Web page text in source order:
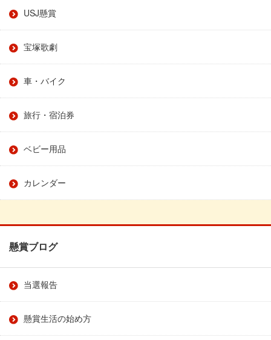
USJ懸賞
宝塚歌劇
車・バイク
旅行・宿泊券
ベビー用品
カレンダー
懸賞ブログ
当選報告
懸賞生活の始め方